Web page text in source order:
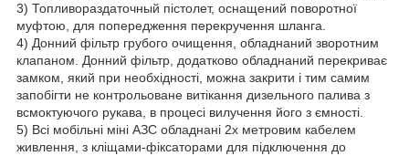
3) Топливораздаточный пістолет, оснащений поворотної
муфтою, для попередження перекручення шланга.
4) Донний фільтр грубого очищення, обладнаний зворотним
клапаном. Донний фільтр, додатково обладнаний перекриває
замком, який при необхідності, можна закрити і тим самим
запобігти не контрольоване витікання дизельного палива з
всмоктуючого рукава, в процесі вилучення його з ємності.
5) Всі мобільні міні АЗС обладнані 2х метровим кабелем
живлення, з кліщами-фіксаторами для підключення до